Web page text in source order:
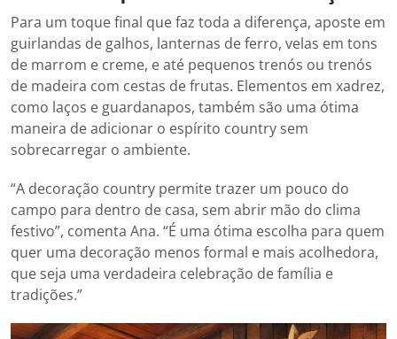
Para um toque final que faz toda a diferença, aposte em
guirlandas de galhos, lanternas de ferro, velas em tons
de marrom e creme, e até pequenos trenós ou trenós
de madeira com cestas de frutas. Elementos em xadrez,
como laços e guardanapos, também são uma ótima
maneira de adicionar o espírito country sem
sobrecarregar o ambiente.
“A decoração country permite trazer um pouco do
campo para dentro de casa, sem abrir mão do clima
festivo”, comenta Ana. “É uma ótima escolha para quem
quer uma decoração menos formal e mais acolhedora,
que seja uma verdadeira celebração de família e
tradições.”